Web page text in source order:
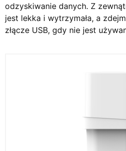
odzyskiwanie danych. Z
jest lekka i wytrzymała, a
złącze USB, gdy nie jest